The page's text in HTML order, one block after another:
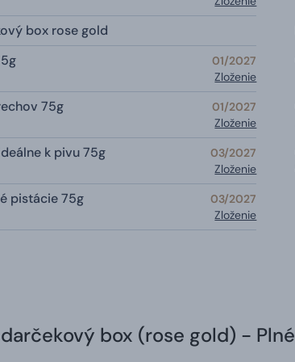
box rose gold
01/2027
Zloženie
75g
01/2027
Zloženie
k pivu 75g
03/2027
Zloženie
pistácie 75g
03/2027
Zloženie
box (rose gold) -